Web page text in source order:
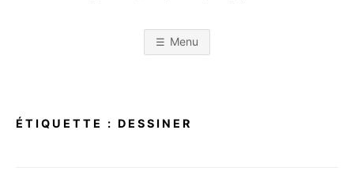
Menu
ÉTIQUETTE : DESSINER